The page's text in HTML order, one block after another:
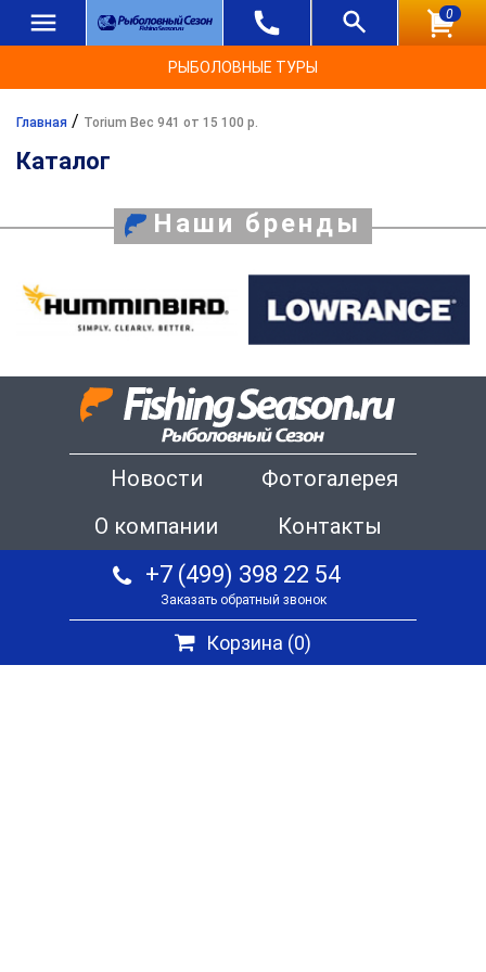
0
РЫБОЛОВНЫЕ ТУРЫ
Главная / Torium Вес 941 от 15 100 р.
Каталог
Наши бренды
Новости
Фотогалерея
О компании
Контакты
+7 (499) 398 22 54
Заказать обратный звонок
Корзина (0)